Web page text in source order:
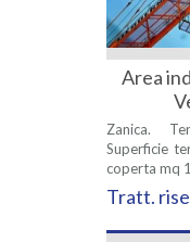
Area
Zanica.
Superficie
coperta mq
Tratt.